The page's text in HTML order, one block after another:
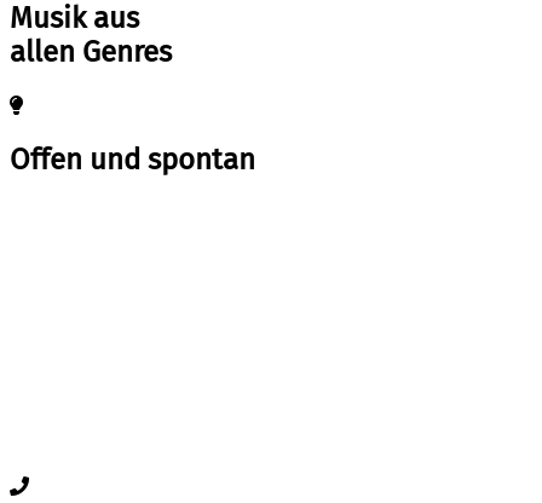
Musik aus
allen Genres
Offen und spontan